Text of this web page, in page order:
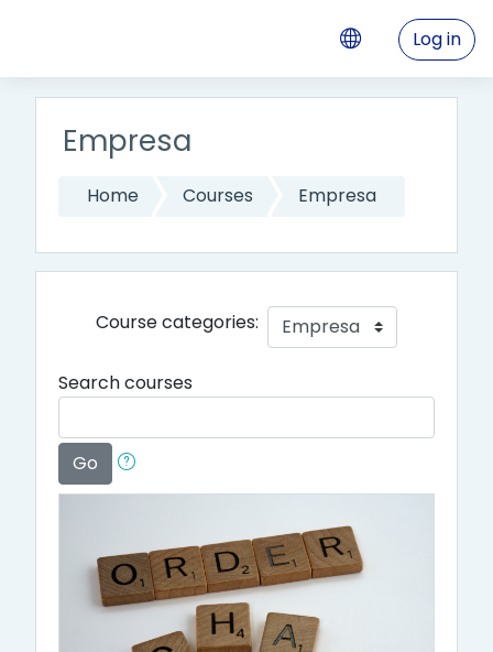
Log in
Empresa
Home Courses Empresa
Course categories:
Search courses
Go